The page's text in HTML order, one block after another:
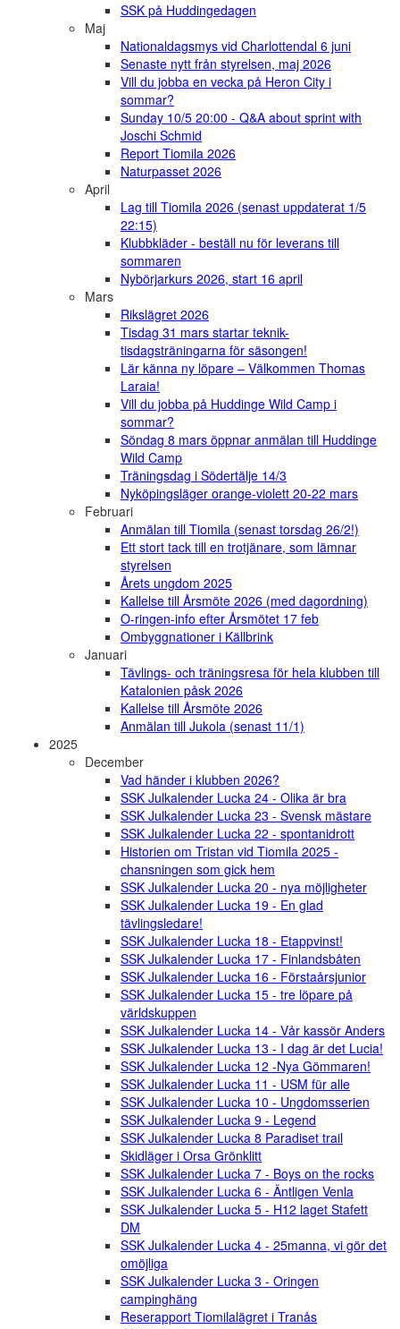
SSK på Huddingedagen
Maj
Nationaldagsmys vid Charlottendal 6 juni
Senaste nytt från styrelsen, maj 2026
Vill du jobba en vecka på Heron City i
sommar?
Sunday 10/5 20:00 - Q&A about sprint with
Joschi Schmid
Report Tiomila 2026
Naturpasset 2026
April
Lag till Tiomila 2026 (senast uppdaterat 1/5
22:15)
Klubbkläder - beställ nu för leverans till
sommaren
Nybörjarkurs 2026, start 16 april
Mars
Rikslägret 2026
Tisdag 31 mars startar teknik-
tisdagsträningarna för säsongen!
Lär känna ny löpare – Välkommen Thomas
Laraia!
Vill du jobba på Huddinge Wild Camp i
sommar?
Söndag 8 mars öppnar anmälan till Huddinge
Wild Camp
Träningsdag i Södertälje 14/3
Nyköpingsläger orange-violett 20-22 mars
Februari
Anmälan till Tiomila (senast torsdag 26/2!)
Ett stort tack till en trotjänare, som lämnar
styrelsen
Årets ungdom 2025
Kallelse till Årsmöte 2026 (med dagordning)
O-ringen-info efter Årsmötet 17 feb
Ombyggnationer i Källbrink
Januari
Tävlings- och träningsresa för hela klubben till
Katalonien påsk 2026
Kallelse till Årsmöte 2026
Anmälan till Jukola (senast 11/1)
2025
December
Vad händer i klubben 2026?
SSK Julkalender Lucka 24 - Olika är bra
SSK Julkalender Lucka 23 - Svensk mästare
SSK Julkalender Lucka 22 - spontanidrott
Historien om Tristan vid Tiomila 2025 -
chansningen som gick hem
SSK Julkalender Lucka 20 - nya möjligheter
SSK Julkalender Lucka 19 - En glad
tävlingsledare!
SSK Julkalender Lucka 18 - Etappvinst!
SSK Julkalender Lucka 17 - Finlandsbåten
SSK Julkalender Lucka 16 - Förstaårsjunior
SSK Julkalender Lucka 15 - tre löpare på
världskuppen
SSK Julkalender Lucka 14 - Vår kassör Anders
SSK Julkalender Lucka 13 - I dag är det Lucia!
SSK Julkalender Lucka 12 -Nya Gömmaren!
SSK Julkalender Lucka 11 - USM für alle
SSK Julkalender Lucka 10 - Ungdomsserien
SSK Julkalender Lucka 9 - Legend
SSK Julkalender Lucka 8 Paradiset trail
Skidläger i Orsa Grönklitt
SSK Julkalender Lucka 7 - Boys on the rocks
SSK Julkalender Lucka 6 - Äntligen Venla
SSK Julkalender Lucka 5 - H12 laget Stafett
DM
SSK Julkalender Lucka 4 - 25manna, vi gör det
omöjliga
SSK Julkalender Lucka 3 - Oringen
campinghäng
Reserapport Tiomilalägret i Tranås